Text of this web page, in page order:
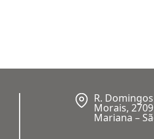
R.
Morais,
Mariana –